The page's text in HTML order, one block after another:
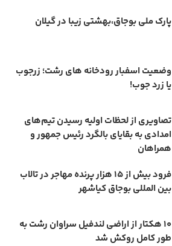
پارک ملی بوجاق،بهشتی زیبا در گیلان
وضعیت اسفبار رودخانه های رشت؛ زرجوب
یا زرد جوب!
تصاویری از لحظات اولیه رسیدن تیم‌های
امدادی به بقایای بالگرد رئیس جمهور و
همراهان
فرود بیش از ۱۵ هزار پرنده مهاجر در تالاب
بین المللی بوجاق کیاشهر
۱۰ هکتار از اراضی لندفیل سراوان رشت به
طور کامل روکش شد